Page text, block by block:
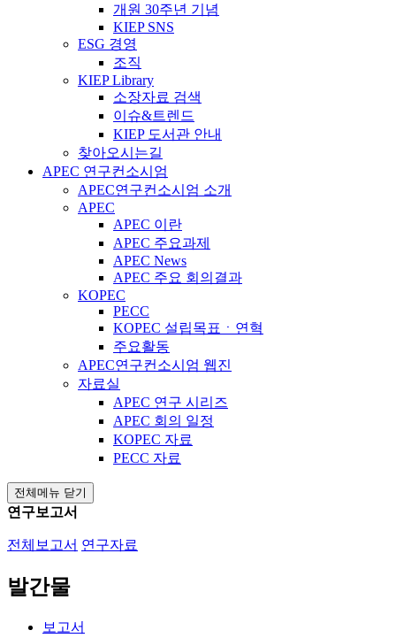
개원 30주년 기념
KIEP SNS
ESG 경영
조직
KIEP Library
소장자료 검색
이슈&트렌드
KIEP 도서관 안내
찾아오시는길
APEC 연구컨소시엄
APEC연구컨소시엄 소개
APEC
APEC 이란
APEC 주요과제
APEC News
APEC 주요 회의결과
KOPEC
PECC
KOPEC 설립목표ㆍ연혁
주요활동
APEC연구컨소시엄 웹진
자료실
APEC 연구 시리즈
APEC 회의 일정
KOPEC 자료
PECC 자료
전체메뉴 닫기
연구보고서
전체보고서 연구자료
발간물
보고서